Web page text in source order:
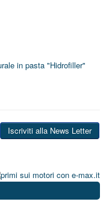
i
in pasta "Hidrofiller"